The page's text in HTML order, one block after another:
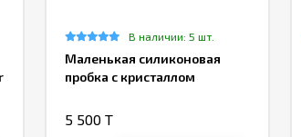
В наличии: 5 шт.
Маленькая силиконовая
пробка с кристаллом
5 500 T